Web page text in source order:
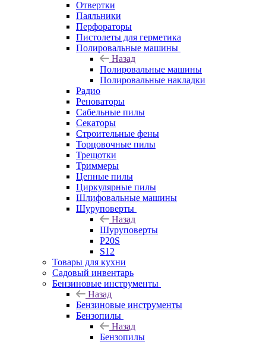
Отвертки
Паяльники
Перфораторы
Пистолеты для герметика
Полировальные машины
Назад
Полировальные машины
Полировальные накладки
Радио
Реноваторы
Сабельные пилы
Секаторы
Строительные фены
Торцовочные пилы
Трещотки
Триммеры
Цепные пилы
Циркулярные пилы
Шлифовальные машины
Шуруповерты
Назад
Шуруповерты
P20S
S12
Товары для кухни
Садовый инвентарь
Бензиновые инструменты
Назад
Бензиновые инструменты
Бензопилы
Назад
Бензопилы